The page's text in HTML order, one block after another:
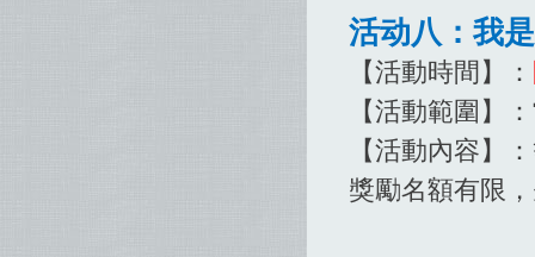
活动八：我
【活動時間】：
【活動範圍】
【活動內容】
獎勵名額有限